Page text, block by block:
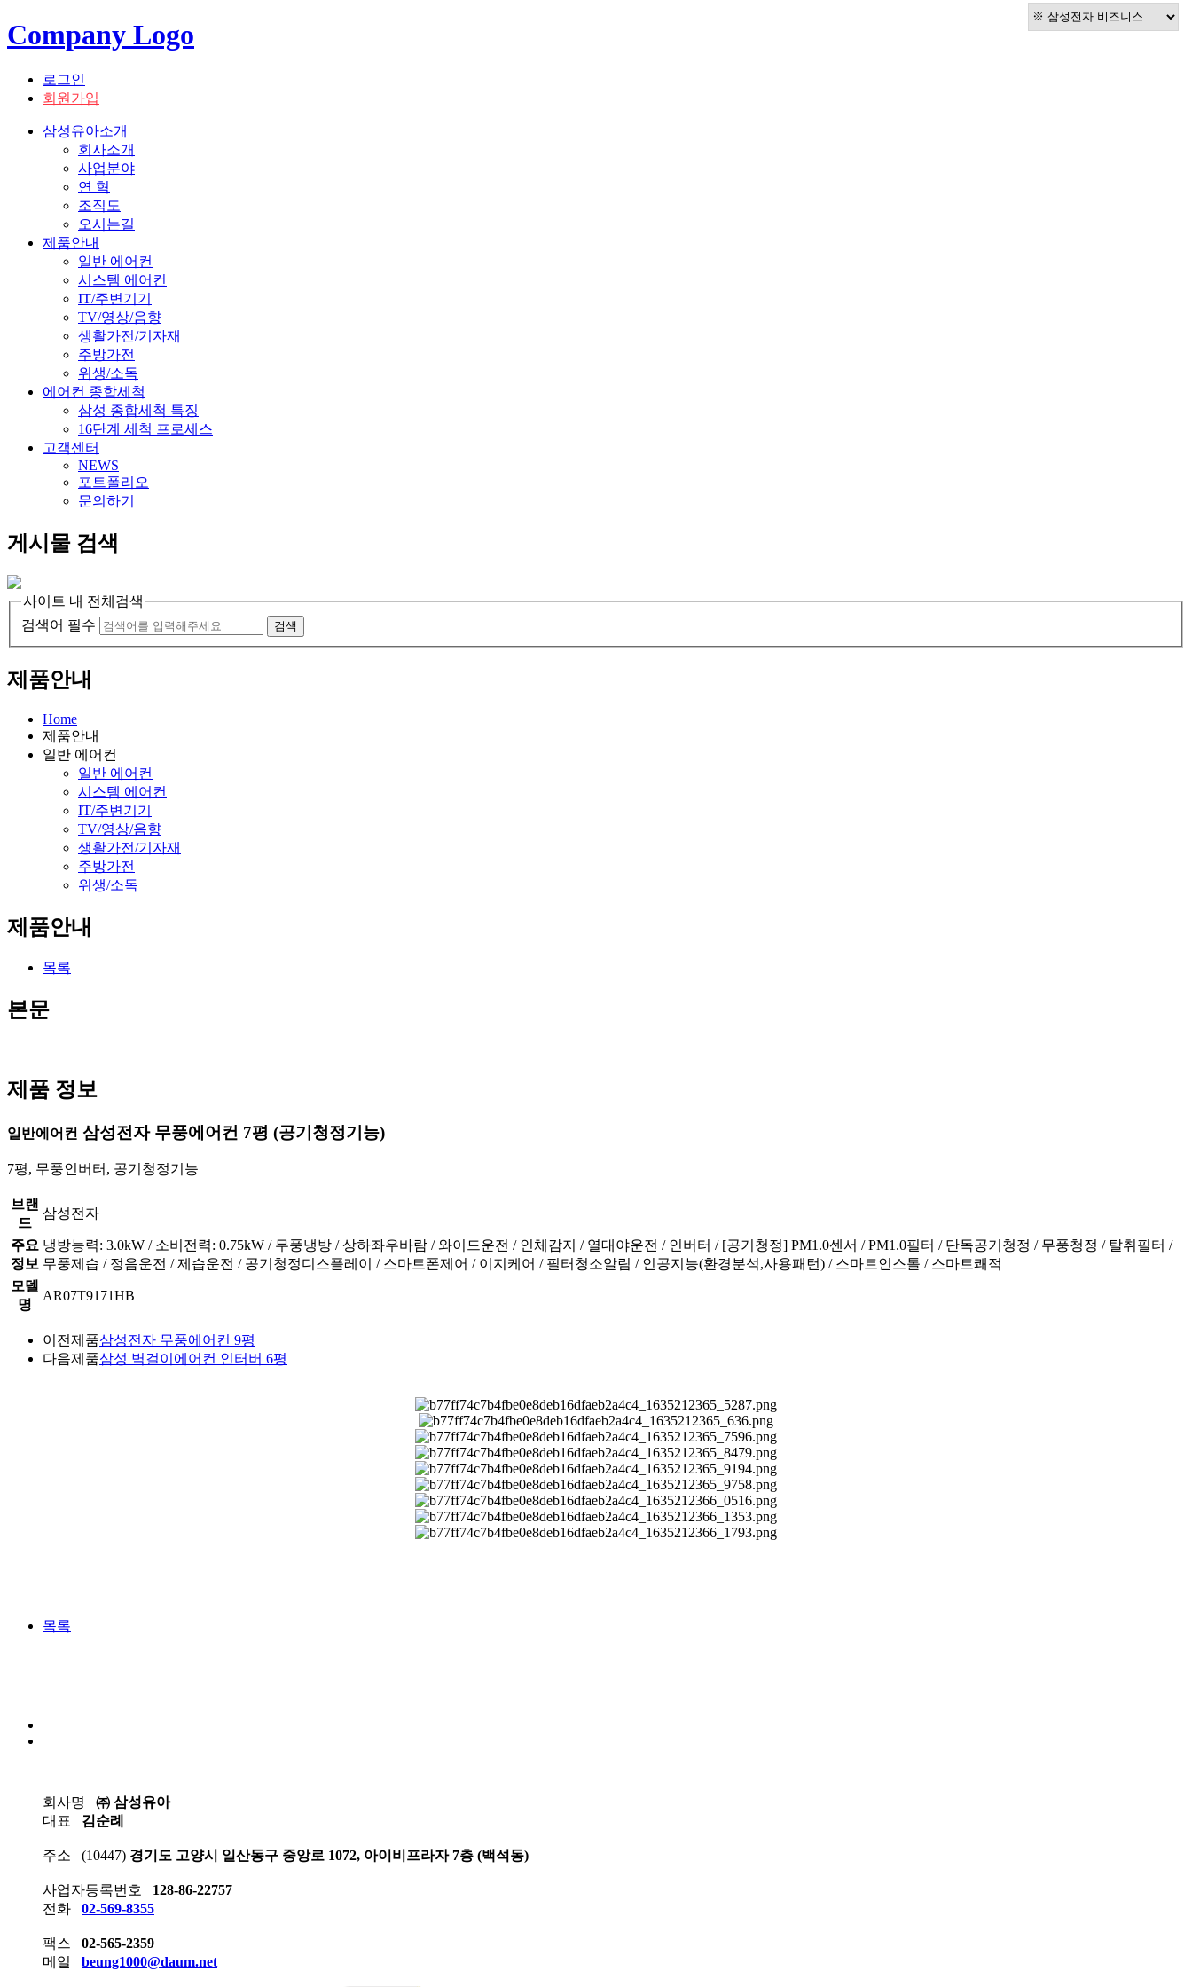
Company Logo
로그인
회원가입
삼성유아소개
회사소개
사업분야
연 혁
조직도
오시는길
제품안내
일반 에어컨
시스템 에어컨
IT/주변기기
TV/영상/음향
생활가전/기자재
주방가전
위생/소독
에어컨 종합세척
삼성 종합세척 특징
16단계 세척 프로세스
고객센터
NEWS
포트폴리오
문의하기
게시물 검색
사이트 내 전체검색
검색어 필수
검색
제품안내
Home
제품안내
일반 에어컨
일반 에어컨
시스템 에어컨
IT/주변기기
TV/영상/음향
생활가전/기자재
주방가전
위생/소독
제품안내
목록
본문
제품 정보
일반에어컨 삼성전자 무풍에어컨 7평 (공기청정기능)
7평, 무풍인버터, 공기청정기능
브랜
드
삼성전자
주요
정보
냉방능력: 3.0kW / 소비전력: 0.75kW / 무풍냉방 / 상하좌우바람 / 와이드운전 / 인체감지 / 열대야운전 / 인버터 / [공기청정] PM1.0센서 / PM1.0필터 / 단독공기청정 / 무풍청정 / 탈취필터 /
무풍제습 / 정음운전 / 제습운전 / 공기청정디스플레이 / 스마트폰제어 / 이지케어 / 필터청소알림 / 인공지능(환경분석,사용패턴) / 스마트인스톨 / 스마트쾌적
모델
명
AR07T9171HB
이전제품삼성전자 무풍에어컨 9평
다음제품삼성 벽걸이에어컨 인터버 6평
목록
회사명 ㈜ 삼성유아
대표 김순례
주소 (10447) 경기도 고양시 일산동구 중앙로 1072, 아이비프라자 7층 (백석동)
사업자등록번호 128-86-22757
전화 02-569-8355
팩스 02-565-2359
메일 beung1000@daum.net